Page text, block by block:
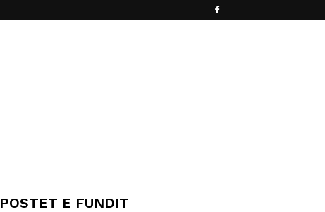
POSTET E FUNDIT